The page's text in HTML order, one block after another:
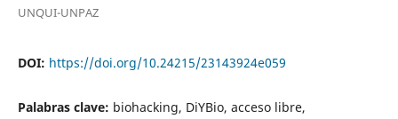
UNQUI-UNPAZ
DOI: https://doi.org/10.24215/23143924e059
Palabras clave: biohacking, DiYBio, acceso libre,